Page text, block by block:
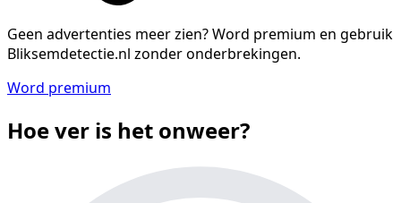
Geen advertenties meer zien?Word premium en gebruik
Bliksemdetectie.nl zonder onderbrekingen.
Word premium
Hoe ver is het onweer?